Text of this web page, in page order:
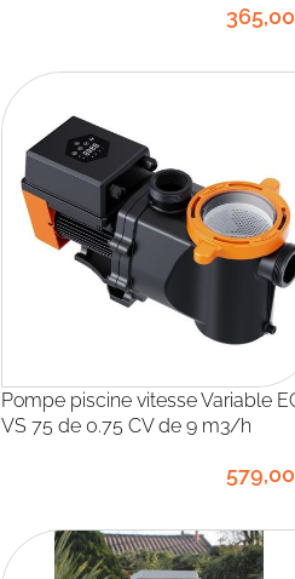
365,00
Pompe piscine vitesse Variable ECO
VS 75 de 0.75 CV de 9 m3/h
579,00